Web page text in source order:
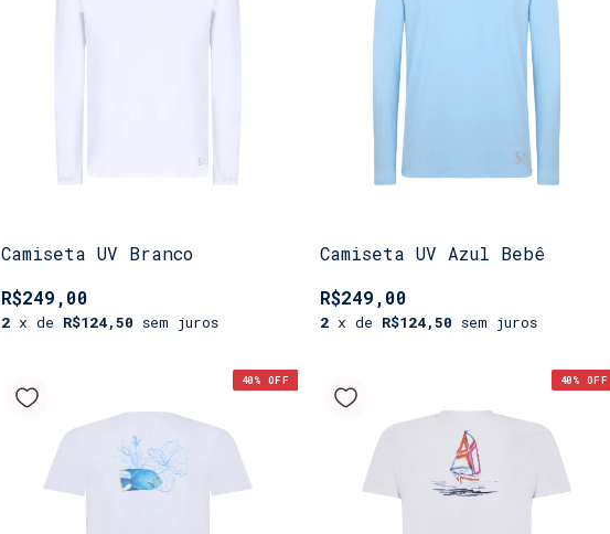
Camiseta UV Branco
R$249,00
2 x de R$124,50 sem juros
Camiseta UV Azul Bebê
R$249,00
2 x de R$124,50 sem juros
40% OFF 40% OFF